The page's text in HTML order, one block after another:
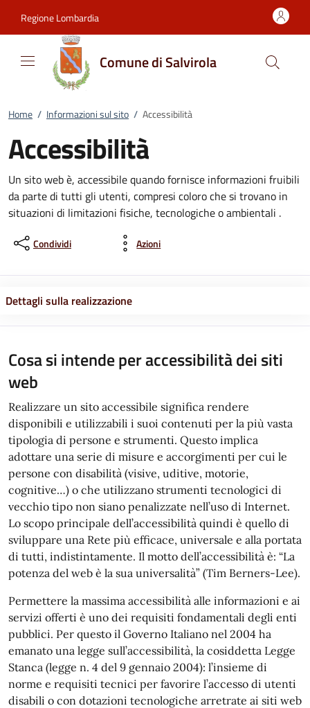
Regione Lombardia
Comune di Salvirola
Home / Informazioni sul sito / Accessibilità
Accessibilità
Un sito web è, accessibile quando fornisce informazioni fruibili
da parte di tutti gli utenti, compresi coloro che si trovano in
situazioni di limitazioni fisiche, tecnologiche o ambientali .
Condividi Azioni
Dettagli sulla realizzazione
Cosa si intende per accessibilità dei siti
web
Realizzare un sito accessibile significa rendere
disponibili e utilizzabili i suoi contenuti per la più vasta
tipologia di persone e strumenti. Questo implica
adottare una serie di misure e accorgimenti per cui le
persone con disabilità (visive, uditive, motorie,
cognitive…) o che utilizzano strumenti tecnologici di
vecchio tipo non siano penalizzate nell’uso di Internet.
Lo scopo principale dell’accessibilità quindi è quello di
sviluppare una Rete più efficace, universale e alla portata
di tutti, indistintamente. Il motto dell’accessibilità è: “La
potenza del web è la sua universalità” (Tim Berners-Lee).
Permettere la massima accessibilità alle informazioni e ai
servizi offerti è uno dei requisiti fondamentali degli enti
pubblici. Per questo il Governo Italiano nel 2004 ha
emanato una legge sull’accessibilità, la cosiddetta Legge
Stanca (legge n. 4 del 9 gennaio 2004): l’insieme di
norme e requisiti tecnici per favorire l’accesso di utenti
disabili o con dotazioni tecnologiche arretrate ai siti web